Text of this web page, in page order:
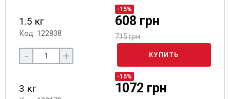
1.5 кг
Код: 122838
-15%
608 грн
715 грн
- + КУПИТЬ
3 кг
-15%
1072 грн